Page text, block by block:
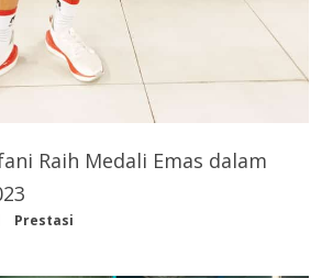
Raih Medali Emas dalam
Prestasi